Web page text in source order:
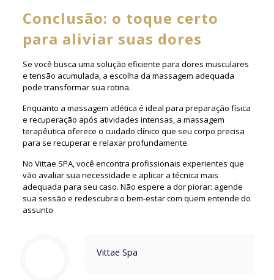
Conclusão: o toque certo
para aliviar suas dores
Se você busca uma solução eficiente para dores musculares
e tensão acumulada, a escolha da massagem adequada
pode transformar sua rotina.
Enquanto a massagem atlética é ideal para preparação física
e recuperação após atividades intensas, a massagem
terapêutica oferece o cuidado clínico que seu corpo precisa
para se recuperar e relaxar profundamente.
No Vittae SPA, você encontra profissionais experientes que
vão avaliar sua necessidade e aplicar a técnica mais
adequada para seu caso. Não espere a dor piorar: agende
sua sessão e redescubra o bem-estar com quem entende do
assunto
Vittae Spa